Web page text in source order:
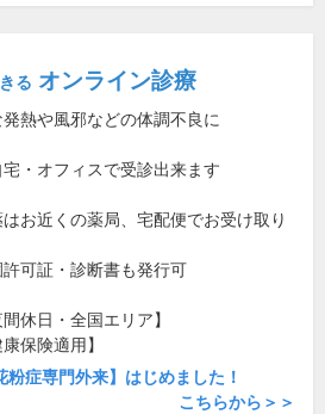
る オンライン診療
熱や風邪などの体調不良に
宅・オフィスで受診出来ます
はお近くの薬局、宅配便でお受け取り
許可証・診断書も発行可
間休日・全国エリア】
康保険適用】
粉症専門外来】はじめました！
こちらから＞＞